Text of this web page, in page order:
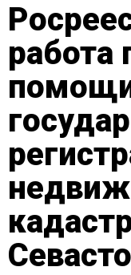
работа